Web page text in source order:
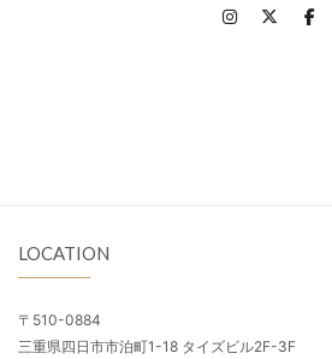
LOCATION
〒510-0884
三重県四日市市泊町1-18 タイズビル2F-3F